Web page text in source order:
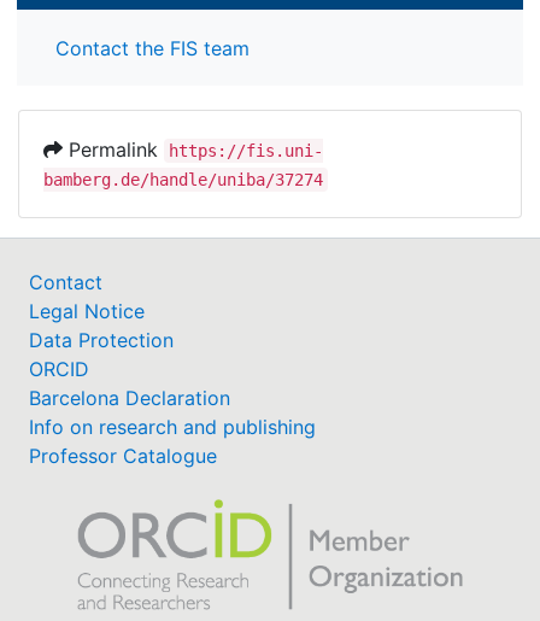
Contact the FIS team
Permalink
https://fis.uni-
bamberg.de/handle/uniba/37274
Contact
Legal Notice
Data Protection
ORCID
Barcelona Declaration
Info on research and publishing
Professor Catalogue